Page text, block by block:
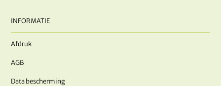
INFORMATIE
Afdruk
AGB
Data bescherming